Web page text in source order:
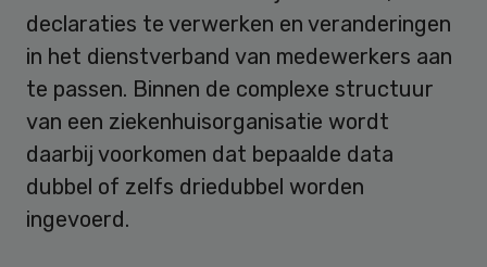
declaraties te verwerken en veranderingen
in het dienstverband van medewerkers aan
te passen. Binnen de complexe structuur
van een ziekenhuisorganisatie wordt
daarbij voorkomen dat bepaalde data
dubbel of zelfs driedubbel worden
ingevoerd.